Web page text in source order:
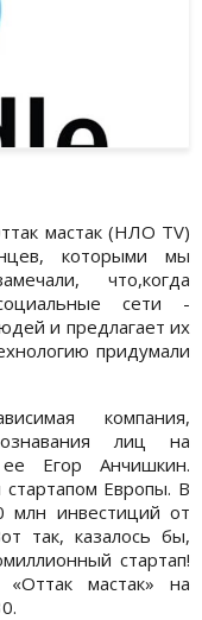
мастак (НЛО TV)
которыми мы
что,когда
сети -
и предлагает их
придумали
компания,
лиц на
ее Егор Анчишкин.
Европы. В
млн инвестиций от
так, казалось бы,
стартап!
мастак» на